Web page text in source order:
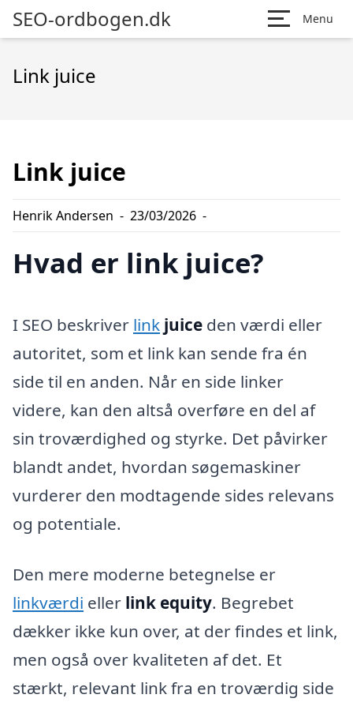
SEO-ordbogen.dk Menu
Link juice
Link juice
Henrik Andersen - 23/03/2026 -
Hvad er link juice?
I SEO beskriver link juice den værdi eller
autoritet, som et link kan sende fra én
side til en anden. Når en side linker
videre, kan den altså overføre en del af
sin troværdighed og styrke. Det påvirker
blandt andet, hvordan søgemaskiner
vurderer den modtagende sides relevans
og potentiale.
Den mere moderne betegnelse er
linkværdi eller link equity. Begrebet
dækker ikke kun over, at der findes et link,
men også over kvaliteten af det. Et
stærkt, relevant link fra en troværdig side